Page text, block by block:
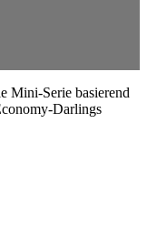
Mini-Serie basierend
Darlings